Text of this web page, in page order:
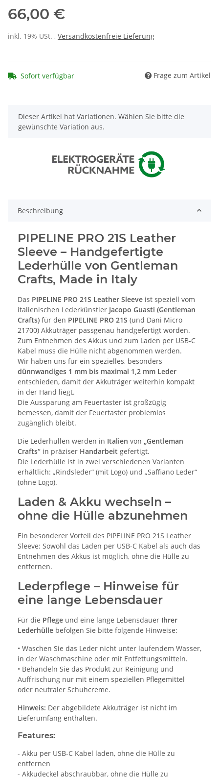
66,00 €
inkl. 19% USt. , Versandkostenfreie Lieferung
Sofort verfügbar Frage zum Artikel
x
Dieser Artikel hat Variationen. Wählen Sie bitte die
gewünschte Variation aus.
Beschreibung
PIPELINE PRO 21S Leather
Sleeve – Handgefertigte
Lederhülle von Gentleman
Crafts, Made in Italy
Das PIPELINE PRO 21S Leather Sleeve ist speziell vom
italienischen Lederkünstler Jacopo Guasti (Gentleman
Crafts) für den PIPELINE PRO 21S (und Dani Micro
21700) Akkuträger passgenau handgefertigt worden.
Zum Entnehmen des Akkus und zum Laden per USB-C
Kabel muss die Hülle nicht abgenommen werden.
Wir haben uns für ein spezielles, besonders
dünnwandiges 1 mm bis maximal 1,2 mm Leder
entschieden, damit der Akkuträger weiterhin kompakt
in der Hand liegt.
Die Aussparung am Feuertaster ist großzügig
bemessen, damit der Feuertaster problemlos
zugänglich bleibt.
Die Lederhüllen werden in Italien von „Gentleman
Crafts“ in präziser Handarbeit gefertigt.
Die Lederhülle ist in zwei verschiedenen Varianten
erhältlich: „Rindsleder“ (mit Logo) und „Saffiano Leder“
(ohne Logo).
Laden & Akku wechseln –
ohne die Hülle abzunehmen
Ein besonderer Vorteil des PIPELINE PRO 21S Leather
Sleeve: Sowohl das Laden per USB-C Kabel als auch das
Entnehmen des Akkus ist möglich, ohne die Hülle zu
entfernen.
Lederpflege – Hinweise für
eine lange Lebensdauer
Für die Pflege und eine lange Lebensdauer Ihrer
Lederhülle befolgen Sie bitte folgende Hinweise:
• Waschen Sie das Leder nicht unter laufendem Wasser,
in der Waschmaschine oder mit Entfettungsmitteln.
• Behandeln Sie das Produkt zur Reinigung und
Auffrischung nur mit einem speziellen Pflegemittel
oder neutraler Schuhcreme.
Hinweis: Der abgebildete Akkuträger ist nicht im
Lieferumfang enthalten.
Features:
- Akku per USB-C Kabel laden, ohne die Hülle zu
entfernen
- Akkudeckel abschraubbar, ohne die Hülle zu